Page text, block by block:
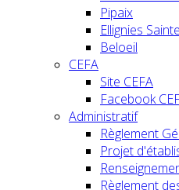
Pipaix
Ellignies
Beloeil
CEFA
Site CEFA
Facebook
Administratif
Règlement
Projet
Règlement